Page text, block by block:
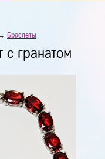
Браслеты
гранатом